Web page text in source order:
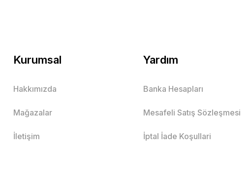
Kurumsal
Hakkımızda
Mağazalar
İletişim
Yardım
Banka Hesapları
Mesafeli Satış Sözleşmesi
İptal İade Koşullari